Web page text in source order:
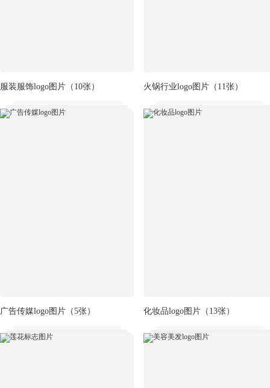
服装服饰logo图片 （10张） 火锅行业logo图片 （11张）
广告传媒logo图片 （5张） 化妆品logo图片 （13张）